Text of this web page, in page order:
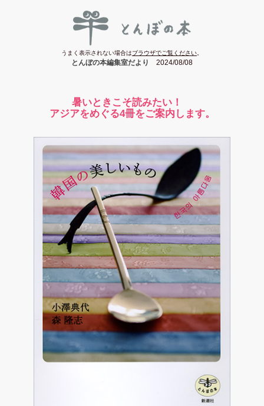
うまく表示されない場合はブラウザでご覧ください
とんぼの本編集室だより 2024/08/08
暑いときこそ読みたい！
アジアをめぐる4冊をご案内します。